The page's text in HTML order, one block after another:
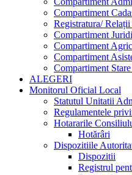
Compartiment
Registratura/
Compartiment
Compartiment
Compartiment
Compartiment
ALEGERI
Monitorul Oficial Local
Statutul Unitatii
Regulamentele
Hotararile
Hotărâri
Dispozitiile
Dispozitii
Registrul